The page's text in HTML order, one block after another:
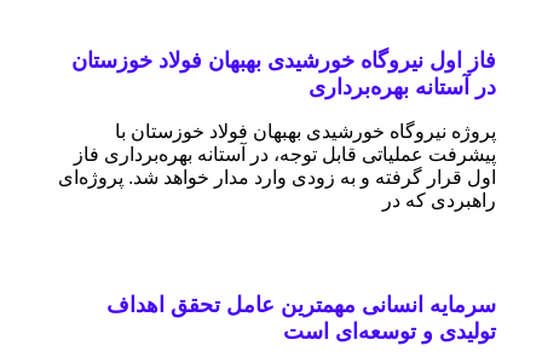
فاز اول نیروگاه خورشیدی بهبهان فولاد خوزستان
در آستانه بهره‌برداری
پروژه نیروگاه خورشیدی بهبهان فولاد خوزستان با
پیشرفت عملیاتی قابل‌ توجه، در آستانه بهره‌برداری فاز
اول قرار گرفته و به‌ زودی وارد مدار خواهد شد. پروژه‌ای
راهبردی که در
سرمایه انسانی مهمترین عامل تحقق اهداف
تولیدی و توسعه‌ای است